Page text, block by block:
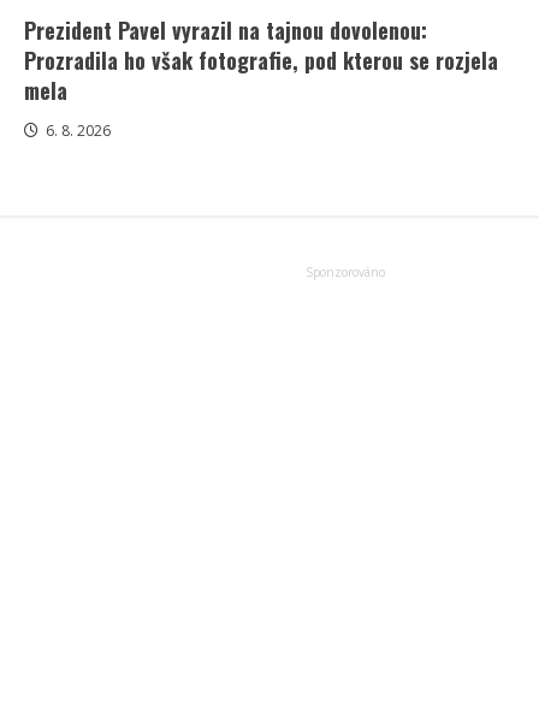
Prezident Pavel vyrazil na tajnou dovolenou:
Prozradila ho však fotografie, pod kterou se rozjela
mela
6. 8. 2026